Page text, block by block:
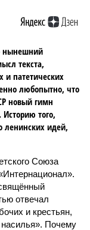
нынешний
текста,
и патетических
любопытно, что
новый гимн
того,
ленинских идей,
Союза
отвечал
и крестьян,
Почему